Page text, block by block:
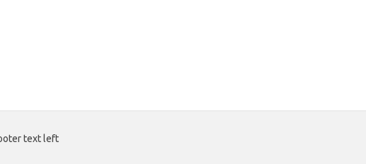
text left